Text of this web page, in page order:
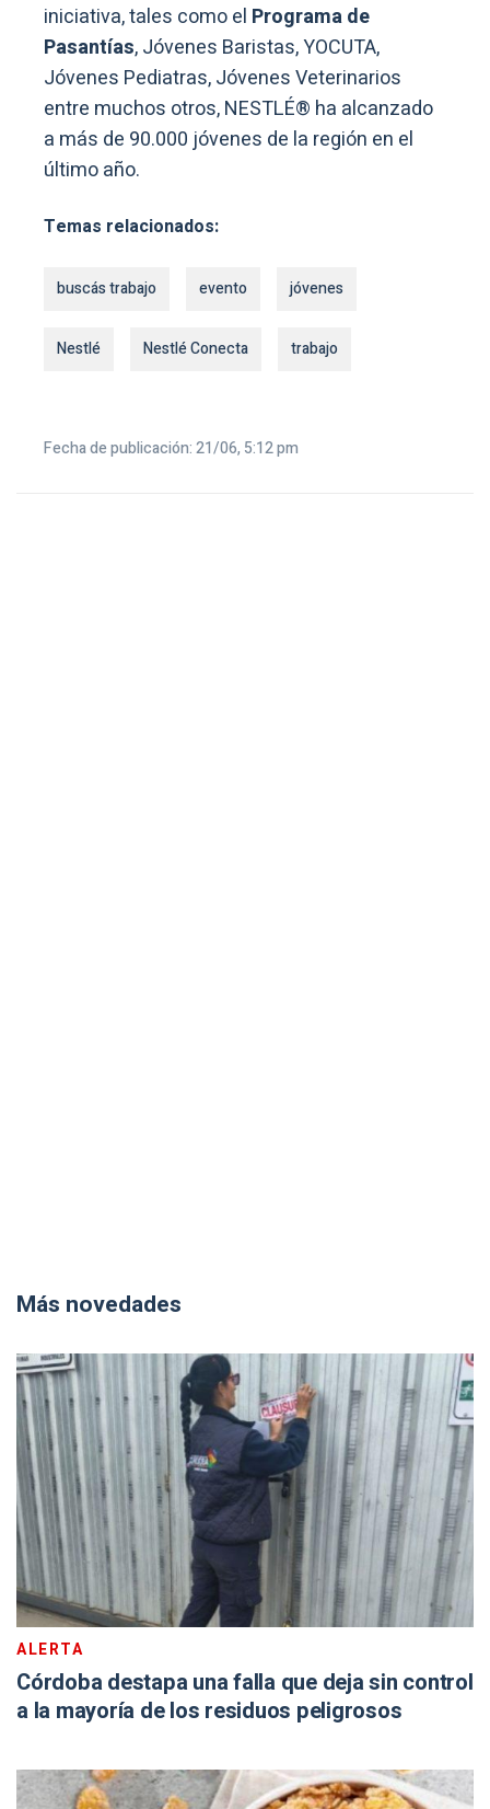
iniciativa, tales como el Programa de
Pasantías, Jóvenes Baristas, YOCUTA,
Jóvenes Pediatras, Jóvenes Veterinarios
entre muchos otros, NESTLÉ® ha alcanzado
a más de 90.000 jóvenes de la región en el
último año.
Temas relacionados:
buscás trabajo evento jóvenes
Nestlé Nestlé Conecta trabajo
Fecha de publicación: 21/06, 5:12 pm
Más novedades
ALERTA
Córdoba destapa una falla que deja sin control
a la mayoría de los residuos peligrosos